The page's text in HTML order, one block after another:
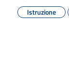
Istruzione